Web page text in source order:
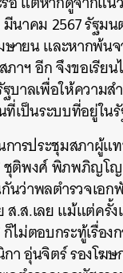
มีนาคม 2567 รัฐม
ษายน และหากพ้น
าฯ อีก จึงขอเรีย
บาลเพื่อให้ความ
ที่เป็นระบบที่อยู่ใน
ารประชุมสภาผู้แ
ชุติพงศ์ พิภพภิญโญ
นว่าพลตำรวจเอก
ส.ส.เลย แม้แต่ครั้
ไม่ตอบกระทู้เรื่อ
า อุ่นจิตร์ รองโฆ
TWEET LINE